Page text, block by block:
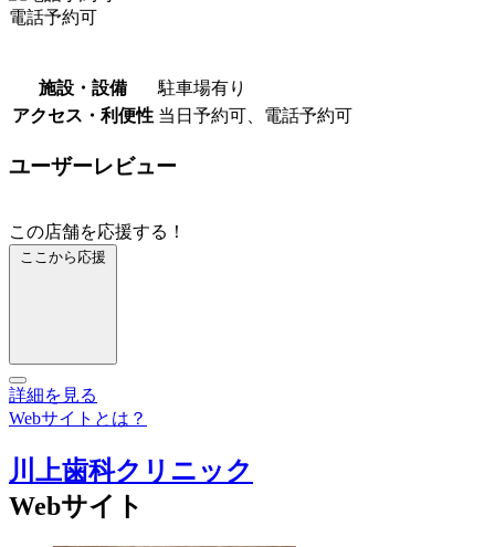
電話予約可
施設・設備
駐車場有り
アクセス・利便性 当日予約可、電話予約可
ユーザーレビュー
この店舗を応援する！
ここから応援
詳細を見る
Webサイトとは？
川上歯科クリニック
Webサイト